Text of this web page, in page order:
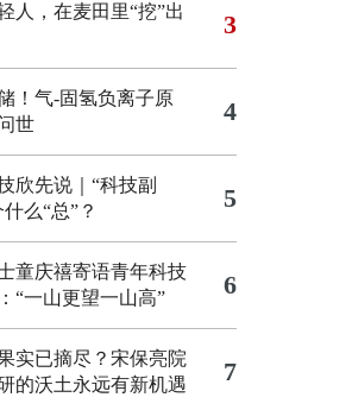
人，在麦田里“挖”出
3
！气-固氢负离子原
世
4
欣先说｜“科技副
么“总”？
5
童庆禧寄语青年科技
“一山更望一山高”
6
实已摘尽？宋保亮院
的沃土永远有新机遇
7